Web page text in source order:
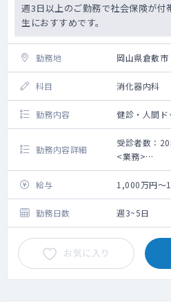
週3日以上のご勤務で社会保険が付
生におすすめです。
勤務地 岡山県倉敷市
科目 消化器内科
勤務内容 健診・人間ド
勤務内容詳細
受診者数：
<業務>
■午前：人間
査 結果説明
産業医等
給与 1,000万円～
勤務日数 週3~5日
お気に入り